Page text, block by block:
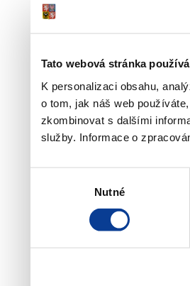
Tato webová stránka
K personalizaci obsahu,
o tom, jak náš web
zkombinovat s dalšími
služby. Informace o
Nutné